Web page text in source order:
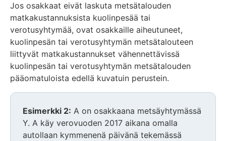
Jos osakkaat eivät laskuta metsätalouden
matkakustannuksista kuolinpesää tai
verotusyhtymää, ovat osakkaille aiheutuneet,
kuolinpesän tai verotusyhtymän metsätalouteen
liittyvät matkakustannukset vähennettävissä
kuolinpesän tai verotusyhtymän metsätalouden
pääomatuloista edellä kuvatuin perustein.
Esimerkki 2: A on osakkaana metsäyhtymässä
Y. A käy verovuoden 2017 aikana omalla
autollaan kymmenenä päivänä tekemässä